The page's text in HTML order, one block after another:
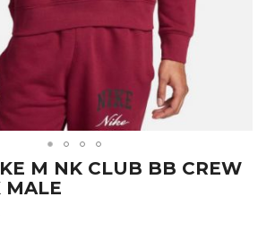
M NK CLUB BB CREW
MALE